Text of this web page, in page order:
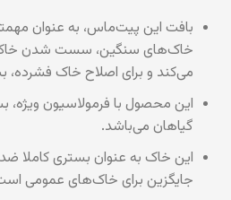
بافت این پیت‌ماس، به عنوان
خاک‌های سنگین، سست شدن
می‌کند و برای اصلاح خاک فشرده،
این محصول با فرمولاسیون
گیاهان می‌باشد.
این خاک به عنوان بستری کاملا
جایگزین برای خاک‌های عمومی